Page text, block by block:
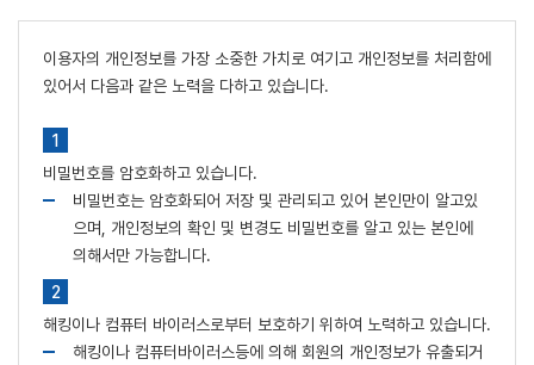
이용자의 개인정보를 가장 소중한 가치로 여기고 개인정보를 처리함에
있어서 다음과 같은 노력을 다하고 있습니다.
비밀번호를 암호화하고 있습니다.
비밀번호는 암호화되어 저장 및 관리되고 있어 본인만이 알고있
으며, 개인정보의 확인 및 변경도 비밀번호를 알고 있는 본인에
의해서만 가능합니다.
해킹이나 컴퓨터 바이러스로부터 보호하기 위하여 노력하고 있습니다.
해킹이나 컴퓨터바이러스등에 의해 회원의 개인정보가 유출되거